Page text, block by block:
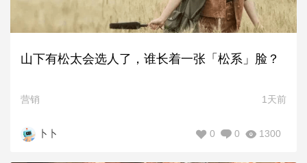
山下有松太会选人了，谁长着一张「松系」脸？
营销 1天前
卜卜 1300
0
0